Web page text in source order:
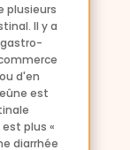
plusieurs
Il y a
d'en
est
plus «
diarrhée